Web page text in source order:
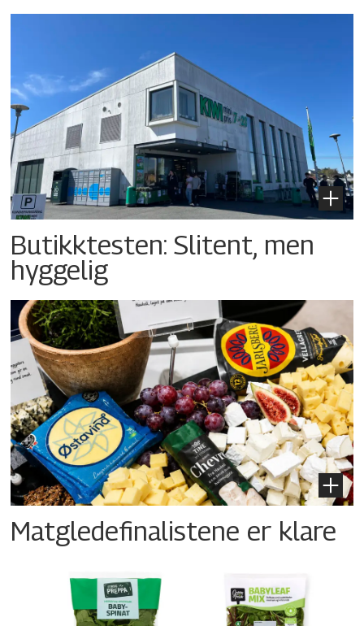
Butikktesten: Slitent, men
hyggelig
Matgledefinalistene er klare